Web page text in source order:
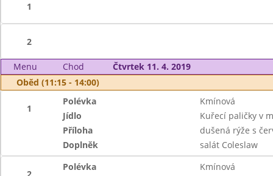
1
2
Menu Chod
Čtvrtek 11. 4. 2019
Oběd (11:15 - 14:00)
1
Polévka
Kmínová
Jídlo
Kuřecí paličky v
Příloha
dušená rýže s
Doplněk
salát Coleslaw
Polévka
Kmínová